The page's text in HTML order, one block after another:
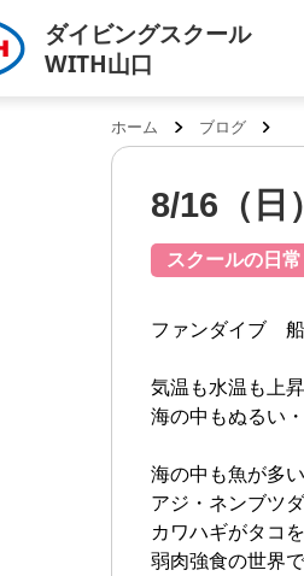
ダイビングスクール
WITH山口
ホーム ブログ
8/16（日
スクールの日常
ファンダイブ
気温も水温も上
海の中もぬるい
海の中も魚が多
アジ・ネンブツ
カワハギがタコ
弱肉強食の世界